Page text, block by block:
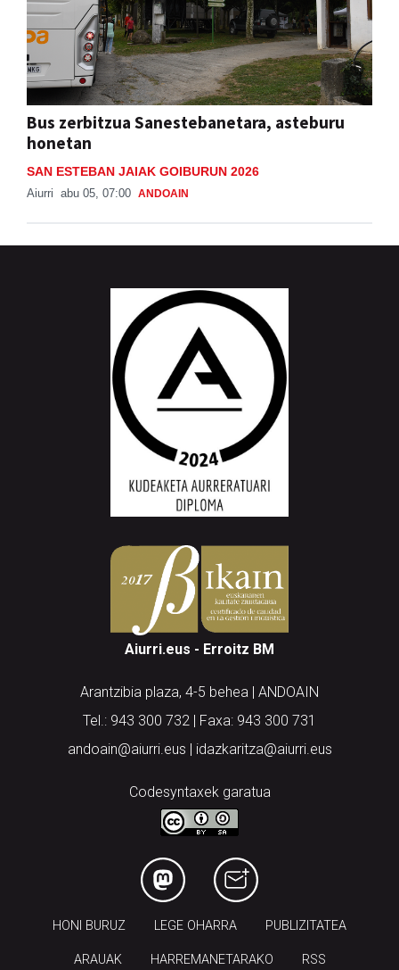
Bus zerbitzua Sanestebanetara, asteburu
honetan
SAN ESTEBAN JAIAK GOIBURUN 2026
Aiurri abu 05, 07:00 ANDOAIN
Aiurri.eus - Erroitz BM
Arantzibia plaza, 4-5 behea | ANDOAIN
Tel.: 943 300 732 | Faxa: 943 300 731
andoain@aiurri.eus | idazkaritza@aiurri.eus
Codesyntaxek garatua
HONI BURUZ LEGE OHARRA PUBLIZITATEA
ARAUAK HARREMANETARAKO RSS